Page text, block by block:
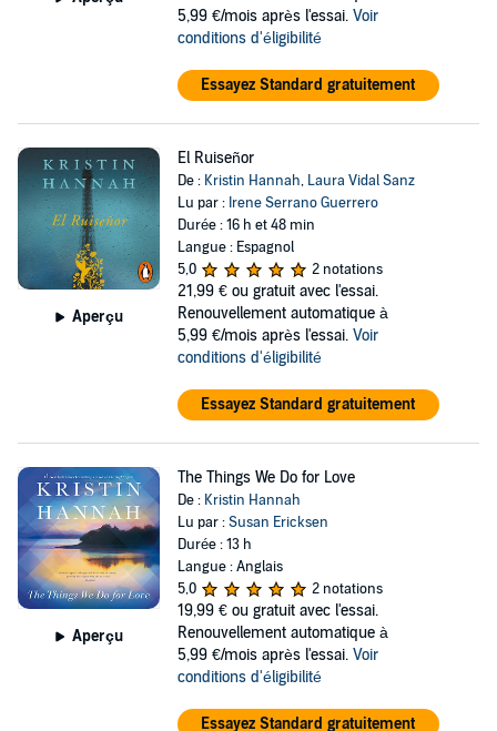
5,99 €/mois après l'essai. Voir
conditions d'éligibilité
Essayez Standard gratuitement
Aperçu
El Ruiseñor
De : Kristin Hannah, Laura Vidal Sanz
Lu par : Irene Serrano Guerrero
Durée : 16 h et 48 min
Langue : Espagnol
5,0
2 notations
21,99 € ou gratuit avec l'essai.
Renouvellement automatique à
5,99 €/mois après l'essai. Voir
conditions d'éligibilité
Essayez Standard gratuitement
Aperçu
The Things We Do for Love
De : Kristin Hannah
Lu par :Susan Ericksen
Durée : 13 h
Langue : Anglais
5,0
2 notations
19,99 € ou gratuit avec l'essai.
Renouvellement automatique à
5,99 €/mois après l'essai. Voir
conditions d'éligibilité
Essayez Standard gratuitement